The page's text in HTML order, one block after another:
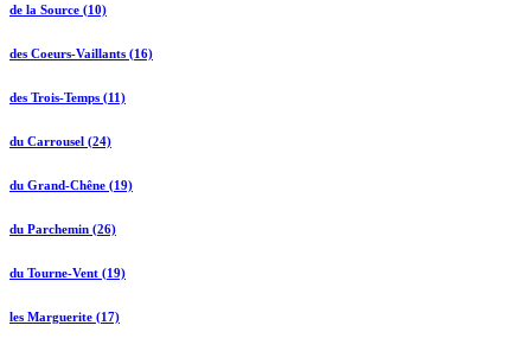
de la Source (10)
des Coeurs-Vaillants (16)
des Trois-Temps (11)
du Carrousel (24)
du Grand-Chêne (19)
du Parchemin (26)
du Tourne-Vent (19)
les Marguerite (17)